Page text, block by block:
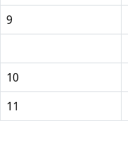
9
10
11